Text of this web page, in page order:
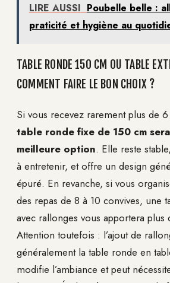
LIRE AUSSI Poubelle belle :
praticité et hygiène au
TABLE RONDE 150 CM OU TABLE
COMMENT FAIRE LE BON CHOIX ?
Si vous recevez rarement plus de
table ronde fixe de 150 cm
meilleure option. Elle reste
à entretenir, et offre un design
épuré. En revanche, si vous
des repas de 8 à 10 convives, une
avec rallonges vous apportera plus
Attention toutefois : l’ajout de
généralement la table ronde en
modifie l’ambiance et peut